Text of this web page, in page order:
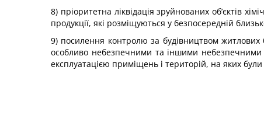
8) пріоритетна ліквідація зруйнованих об’єктів
продукції, які розміщуються у безпосередній
9) посилення контролю за будівництвом житлових
особливо небезпечними та іншими небезпечними
експлуатацією приміщень і територій, на яких були